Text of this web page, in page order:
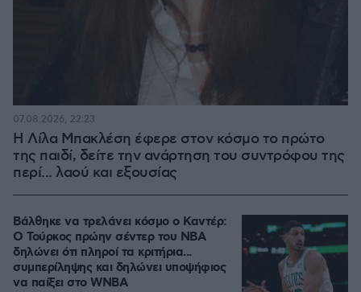
Η Λίλα Μπακλέση έφερε στον κόσμο το πρώτο
της παιδί, δείτε την ανάρτηση του συντρόφου της
περί... λαού και εξουσίας
07.08.2026, 22:23
Βάλθηκε να τρελάνει κόσμο ο Καντέρ:
Ο Τούρκος πρώην σέντερ του NBA
δηλώνει ότι πληροί τα κριτήρια...
συμπερίληψης και δηλώνει υποψήφιος
να παίξει στο WNBA